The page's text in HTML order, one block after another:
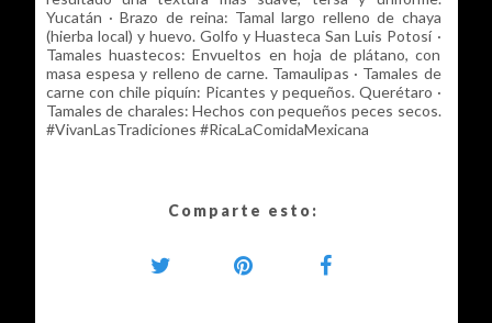
Yucatán · Brazo de reina: Tamal largo relleno de chaya
(hierba local) y huevo. Golfo y Huasteca San Luis Potosí ·
Tamales huastecos: Envueltos en hoja de plátano, con
masa espesa y relleno de carne. Tamaulipas · Tamales de
carne con chile piquín: Picantes y pequeños. Querétaro ·
Tamales de charales: Hechos con pequeños peces secos.
#VivanLasTradiciones #RicaLaComidaMexicana
Comparte esto: